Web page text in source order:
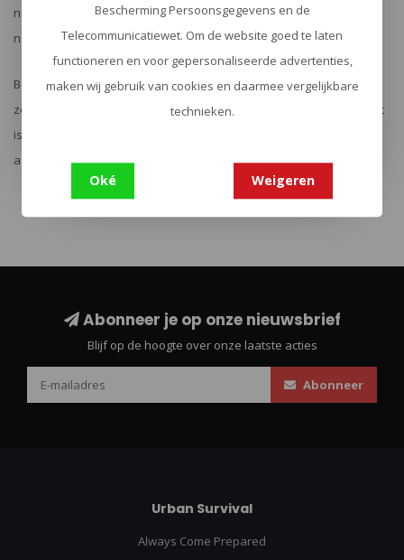
nu een ervaren outdoorliefhebber bent of gewoon op zoek bent
naar extra gemoedsrust, de X-marker is de perfecte keuze.
Bezoek onze website of kom langs in onze winkel om de X-marker
zelfverdedigingsspray te bekijken en te ervaren hoe eenvoudig het
is om je veiligheid te verbeteren. Met Urban Survival en X-marker
aan je zijde, ben je altijd voorbereid.
Abonneer je op onze nieuwsbrief
Blijf op de hoogte over onze laatste acties
Abonneer
Urban Survival
Always Come Prepared
Bescherming Persoonsgegevens en de
Telecommunicatiewet. Om de website goed te laten
functioneren en voor gepersonaliseerde advertenties,
maken wij gebruik van cookies en daarmee vergelijkbare
technieken.
Oké Weigeren